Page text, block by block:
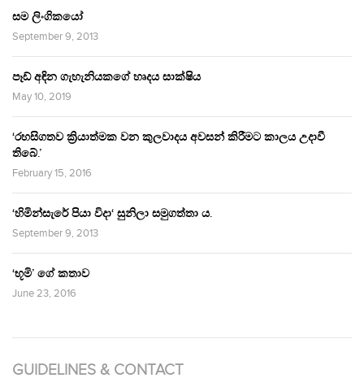
සම ලිංගිකයෝ
September 9, 2013
පෑඩ් අඳින ගැහැනියකගේ හෘදය සාක්ෂිය
May 10, 2019
‘රහසිගතව ක්‍රියාත්මක වන කුලවාදය අවසන් කිරීමට කාලය උදාවී
තිබේ.’
February 15, 2016
‘හිමින්සැරේ පියා විදා‘ සුනිලා සමුගත්තා ය.
September 9, 2013
‘භූමි’ ගේ කතාව
June 23, 2016
GUIDELINES & CONTACT